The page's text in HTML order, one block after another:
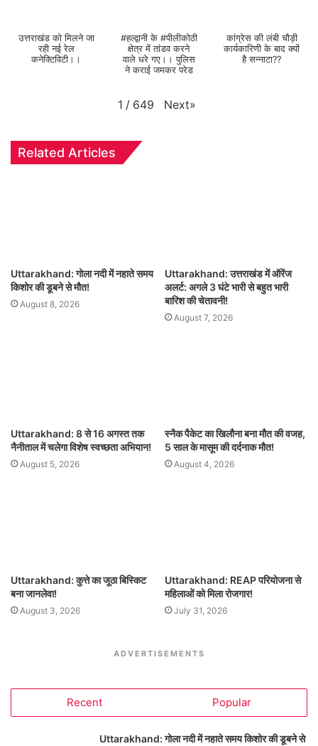
उत्तराखंड को मिलने जा
रही नई रेल
कनेक्टिविटी।।
#हल्द्वानी के #पीलीकोठी
क्षेत्र में तांडव करने
वाले धरे गए।। पुलिस
ने कराई जमकर परेड
कांग्रेस की लंबी चौड़ी
कार्यकारिणी के बाद क्यों
है सन्नाटा??
1 / 649 Next»
Related Articles
Uttarakhand: गोला नदी में नहाते समय
किशोर की डूबने से मौत!
August 8, 2026
Uttarakhand: उत्तराखंड में ऑरेंज
अलर्ट: अगले 3 घंटे भारी से बहुत भारी
बारिश की चेतावनी!
August 7, 2026
Uttarakhand: 8 से 16 अगस्त तक
नैनीताल में चलेगा विशेष स्वच्छता अभियान!
August 5, 2026
स्नैक पैकेट का खिलौना बना मौत की वजह,
5 साल के मासूम की दर्दनाक मौत!
August 4, 2026
Uttarakhand: कुत्ते का जूठा बिस्किट
बना जानलेवा!
August 3, 2026
Uttarakhand: REAP परियोजना से
महिलाओं को मिला रोजगार!
July 31, 2026
ADVERTISEMENTS
Recent Popular
Uttarakhand: गोला नदी में नहाते समय किशोर की डूबने से